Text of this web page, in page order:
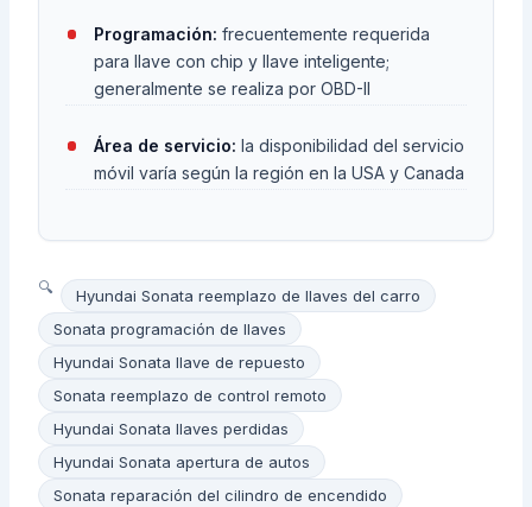
Programación: frecuentemente requerida
para llave con chip y llave inteligente;
generalmente se realiza por OBD-II
Área de servicio: la disponibilidad del servicio
móvil varía según la región en la USA y Canada
Hyundai Sonata reemplazo de llaves del carro
Sonata programación de llaves
Hyundai Sonata llave de repuesto
Sonata reemplazo de control remoto
Hyundai Sonata llaves perdidas
Hyundai Sonata apertura de autos
Sonata reparación del cilindro de encendido